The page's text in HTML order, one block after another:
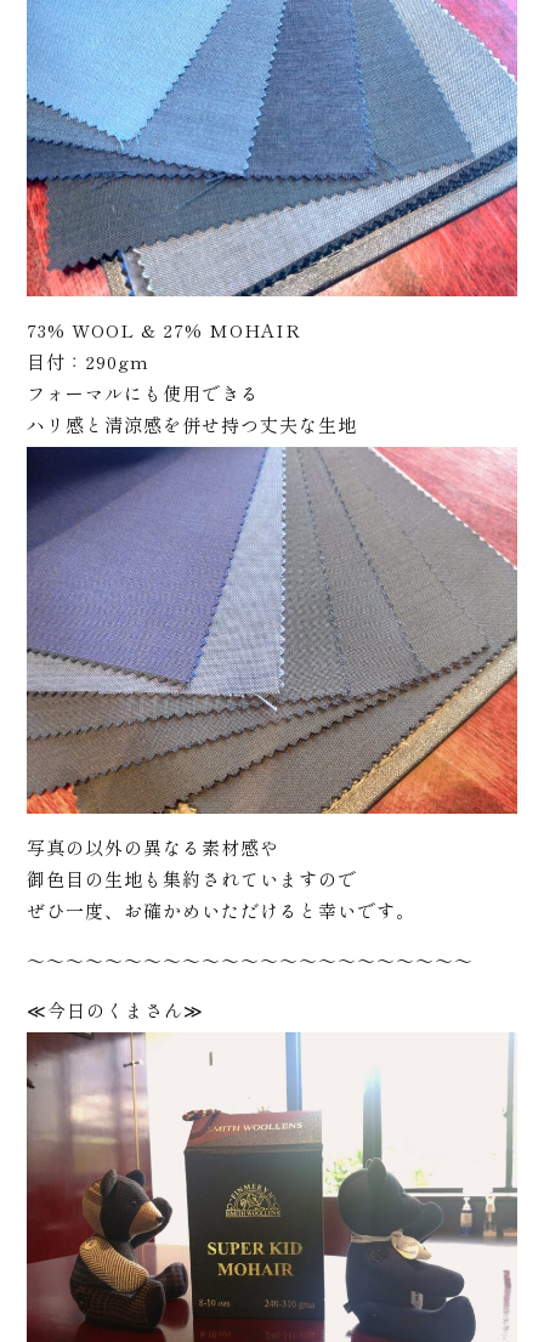
サポ
ート
+
73% WOOL & 27% MOHAIR
目付：290gm
フォーマルにも使用できる
ハリ感と清涼感を併せ持つ丈夫な生地
写真の以外の異なる素材感や
御色目の生地も集約されていますので
ぜひ一度、お確かめいただけると幸いです。
～～～～～～～～～～～～～～～～～～～～～～～
≪今日のくまさん≫